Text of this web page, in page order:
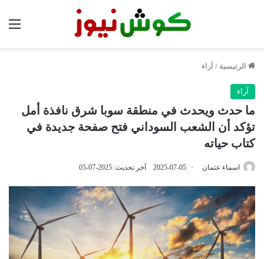
الرئيسية / آراء
آراء
ما حدث ويحدث في منطقة سوبا شرق نافذة أمل
تؤكد أن الشعب السوداني فتح صفحة جديدة في
كتاب حياته
اسماء عثمان 2025-07-05 آخر تحديث: 2025-07-05